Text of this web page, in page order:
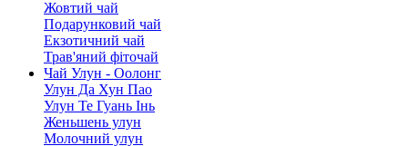
Жовтий чай
Подарунковий чай
Екзотичний чай
Трав'яний фіточай
Чай Улун - Оолонг
Улун Да Хун Пао
Улун Те Гуань Інь
Женьшень улун
Молочний улун